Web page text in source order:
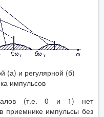
(а) и регулярной (б)
импульсов
(т.е. 0 и 1) нет
приемнике импульсы без